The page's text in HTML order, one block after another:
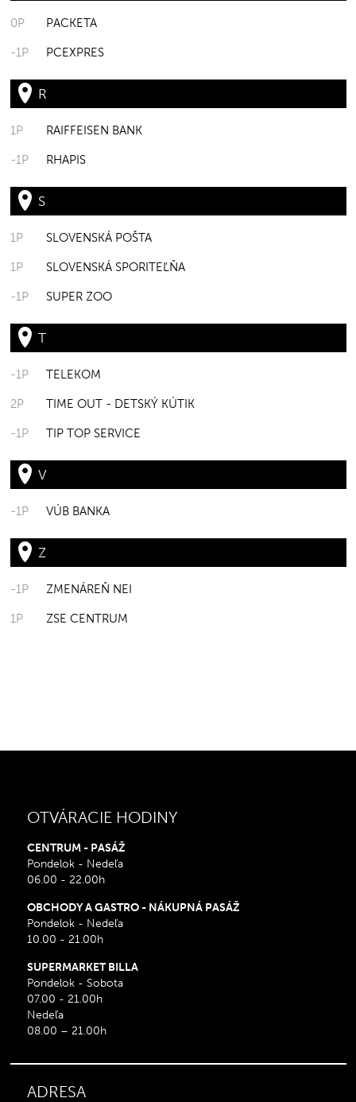
0P PACKETA
-1P PCEXPRES
R
1P RAIFFEISEN BANK
-1P RHAPIS
S
1P SLOVENSKÁ POŠTA
1P SLOVENSKÁ SPORITEĽŇA
-1P SUPER ZOO
T
-1P TELEKOM
2P TIME OUT - DETSKÝ KÚTIK
-1P TIP TOP SERVICE
V
-1P VÚB BANKA
Z
-1P ZMENÁREŇ NEI
1P ZSE CENTRUM
OTVÁRACIE HODINY
CENTRUM - PASÁŽ
Pondelok - Nedeľa
06.00 - 22.00h
OBCHODY A GASTRO - NÁKUPNÁ PASÁŽ
Pondelok - Nedeľa
10.00 - 21.00h
SUPERMARKET BILLA
Pondelok - Sobota
07.00 - 21.00h
Nedeľa
08.00 – 21.00h
ADRESA